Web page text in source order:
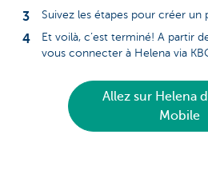
Suivez les étapes pour créer un
Et voilà, c’est terminé! A partir
vous connecter à Helena via
Allez sur Helena
Mobile